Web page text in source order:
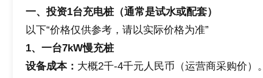
一、投资1台充电桩（通常是试水或配套）
以下“价格仅供参考，请以实际价格为准”
1、 一台7kW慢充桩
设备成本： 大概2千-4千元人民币（运营商采购价）。